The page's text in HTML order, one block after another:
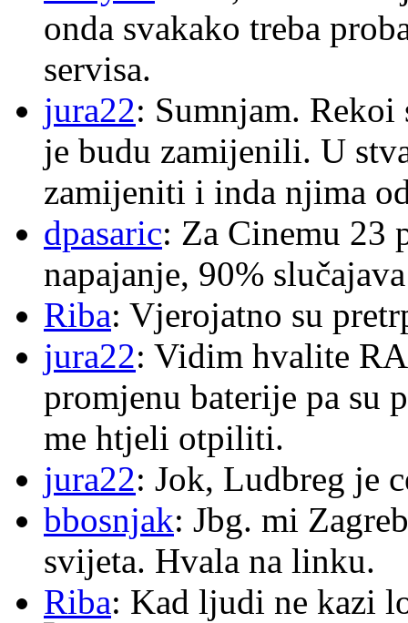
onda svakako treba
servisa.
jura22: Sumnjam. Rekoi
je budu zamijenili. U
zamijeniti i inda njima
dpasaric: Za Cinemu 23
napajanje, 90%
Riba: Vjerojatno su
jura22: Vidim hvalite
promjenu baterije pa su
me htjeli otpiliti.
jura22: Jok, Ludbreg je
bbosnjak: Jbg. mi
svijeta. Hvala na linku.
Riba: Kad ljudi ne kazi